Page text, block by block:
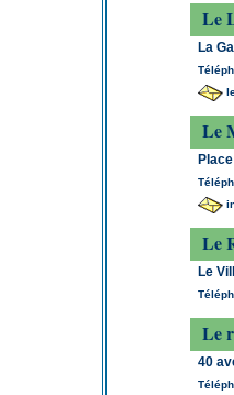
Le
La
Le
Le
Le
Le
40